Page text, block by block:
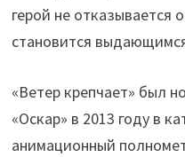
герой не отказывается
становится
«Ветер крепчает» был
«Оскар» в 2013 году в
анимационный